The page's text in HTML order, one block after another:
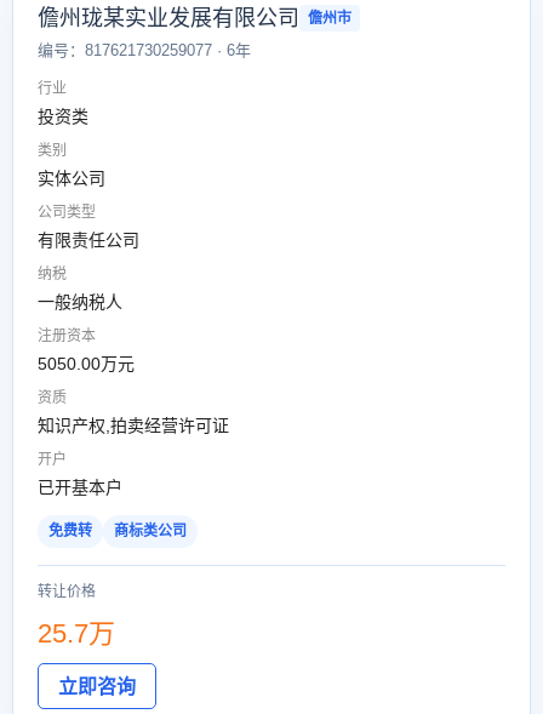
儋州珑某实业发展有限公司 儋州市
编号：817621730259077 · 6年
行业
投资类
类别
实体公司
公司类型
有限责任公司
纳税
一般纳税人
注册资本
5050.00万元
资质
知识产权,拍卖经营许可证
开户
已开基本户
免费转 商标类公司
转让价格
25.7万
立即咨询